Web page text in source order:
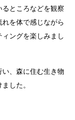
ところなどを観察
を体で感じながら
ングを楽しみまし
、森に住む生き物
した。